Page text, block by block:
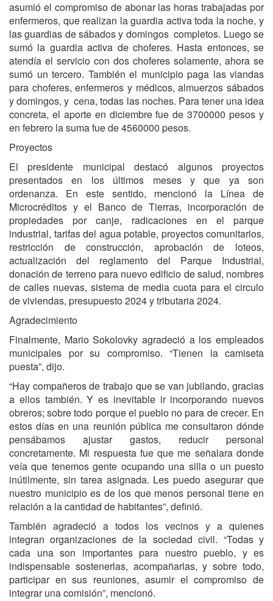
asumió el compromiso de abonar las horas trabajadas por
enfermeros, que realizan la guardia activa toda la noche, y
las guardias de sábados y domingos completos. Luego se
sumó la guardia activa de choferes. Hasta entonces, se
atendía el servicio con dos choferes solamente, ahora se
sumó un tercero. También el municipio paga las viandas
para choferes, enfermeros y médicos, almuerzos sábados
y domingos, y cena, todas las noches. Para tener una idea
concreta, el aporte en diciembre fue de 3700000 pesos y
en febrero la suma fue de 4560000 pesos.
Proyectos
El presidente municipal destacó algunos proyectos
presentados en los últimos meses y que ya son
ordenanza. En este sentido, mencionó la Línea de
Microcréditos y el Banco de Tierras, incorporación de
propiedades por canje, radicaciones en el parque
industrial, tarifas del agua potable, proyectos comunitarios,
restricción de construcción, aprobación de loteos,
actualización del reglamento del Parque Industrial,
donación de terreno para nuevo edificio de salud, nombres
de calles nuevas, sistema de media cuota para el circulo
de viviendas, presupuesto 2024 y tributaria 2024.
Agradecimiento
Finalmente, Mario Sokolovky agradeció a los empleados
municipales por su compromiso. “Tienen la camiseta
puesta”, dijo.
“Hay compañeros de trabajo que se van jubilando, gracias
a ellos también. Y es inevitable ir incorporando nuevos
obreros; sobre todo porque el pueblo no para de crecer. En
estos días en una reunión pública me consultaron dónde
pensábamos ajustar gastos, reducir personal
concretamente. Mi respuesta fue que me señalara donde
veía que tenemos gente ocupando una silla o un puesto
inútilmente, sin tarea asignada. Les puedo asegurar que
nuestro municipio es de los que menos personal tiene en
relación a la cantidad de habitantes”, definió.
También agradeció a todos los vecinos y a quienes
integran organizaciones de la sociedad civil. “Todas y
cada una son importantes para nuestro pueblo, y es
indispensable sostenerlas, acompañarlas, y sobre todo,
participar en sus reuniones, asumir el compromiso de
integrar una comisión”, mencionó.